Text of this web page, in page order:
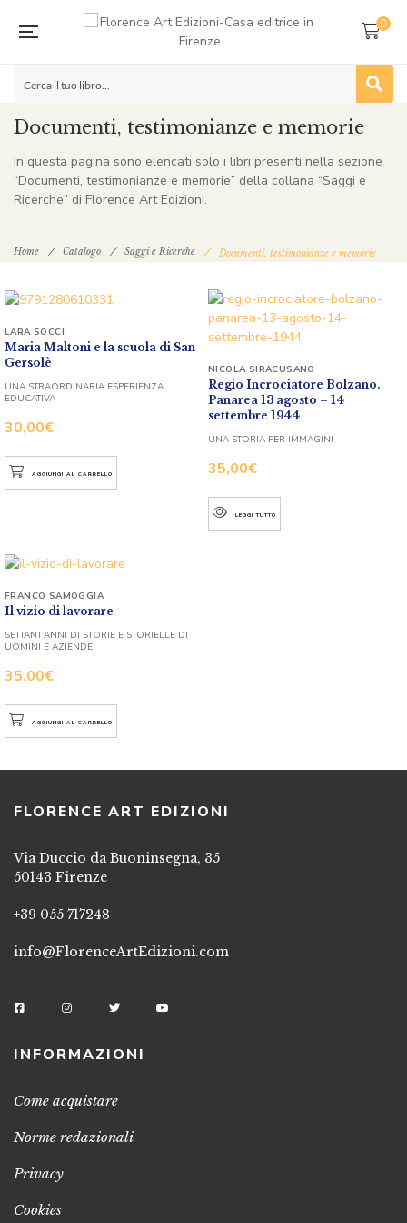
0
Documenti, testimonianze e memorie
In questa pagina sono elencati solo i libri presenti nella sezione
“Documenti, testimonianze e memorie” della collana “Saggi e
Ricerche” di Florence Art Edizioni.
Home Catalogo Saggi e Ricerche Documenti, testimonianze e memorie
Maria Maltoni e la scuola di San
Gersolè
30,00€
LARA SOCCI
UNA STRAORDINARIA ESPERIENZA
EDUCATIVA
AGGIUNGI AL CARRELLO
Regio Incrociatore Bolzano.
Panarea 13 agosto – 14
settembre 1944
35,00€
NICOLA SIRACUSANO
UNA STORIA PER IMMAGINI
LEGGI TUTTO
Il vizio di lavorare
35,00€
FRANCO SAMOGGIA
SETTANT’ANNI DI STORIE E STORIELLE DI
UOMINI E AZIENDE
AGGIUNGI AL CARRELLO
FLORENCE ART EDIZIONI
Via Duccio da Buoninsegna, 35
50143 Firenze
+39 055 717248
info@FlorenceArtEdizioni.com
INFORMAZIONI
Come acquistare
Norme redazionali
Privacy
Cookies